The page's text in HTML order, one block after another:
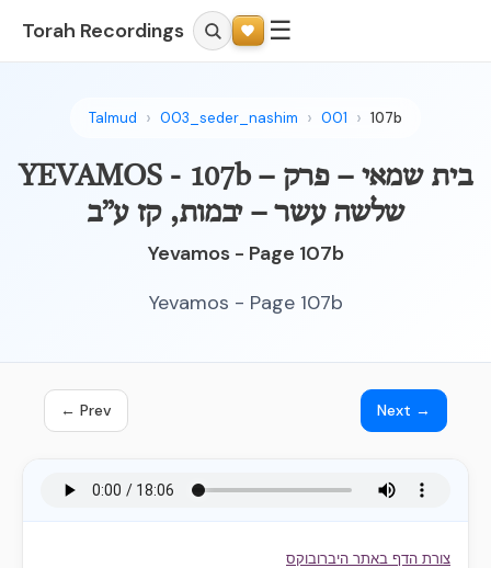
Torah Recordings ☰
Talmud 003_seder_nashim 001 107b
YEVAMOS - 107b – בית שמאי – פרק
שלשה עשר – יבמות, קז ע”ב
Yevamos - Page 107b
Yevamos - Page 107b
← Prev Next →
צורת הדף באתר היברובוקס